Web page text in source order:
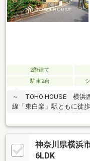
2階建て
駐車2台
～ TOHO HOUSE 横浜
線「東白楽」駅ともに徒
スタイルに柔軟に対応で
坪）、建物面積約142㎡
す。・三井ホーム施工、
室内環境でお過ごしいた
神奈川県横浜
6LDK